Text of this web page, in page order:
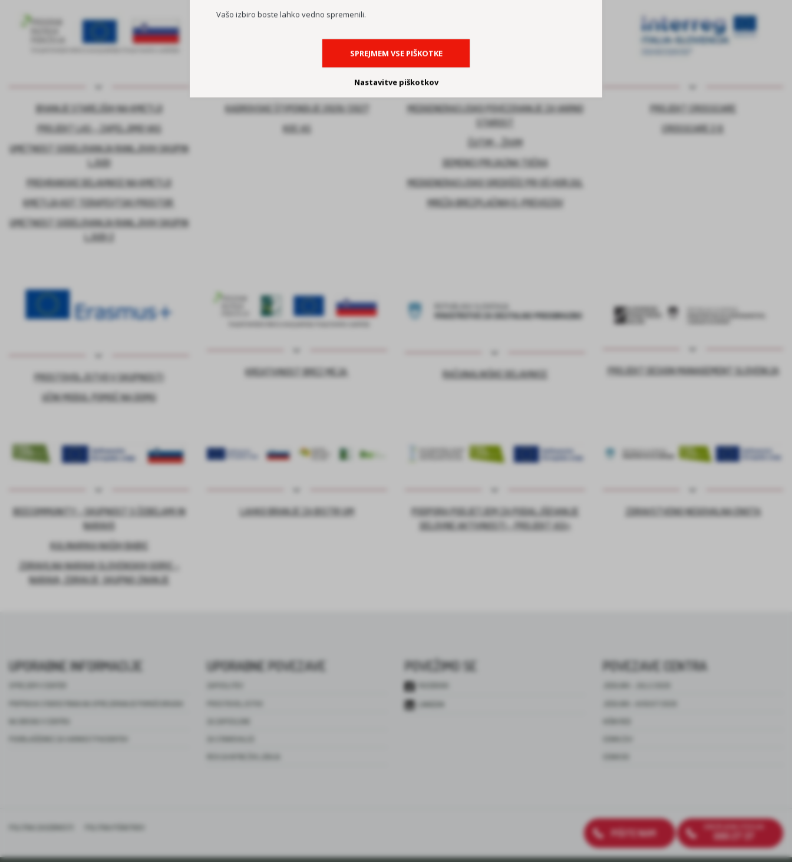
BIVANJE STAREJŠIH NA KMETIJI
PROJEKT LAS – ZAPELJIMO VAS
UMETNOST SODELOVANJA RANLJIVIH SKUPIN
LJUDI
PREHRANSKE DELAVNICE NA KMETIJI
KMETIJA KOT TERAPEVTSKI PROSTOR
UMETNOST SODELOVANJA RANLJIVIH SKUPIN
LJUDI 2
KADROVSKE ŠTIPENDIJE 2026/2027
KOC AS
MEDGENERACIJSKO POVEZOVANJE ZA VARNO
STAROST
ČUTIM – ŽIVIM
DEMENCI PRIJAZNA TOČKA
MEDGENERACIJSKO SREDIŠČE PRI OŠ HORJUL
MREŽA BREZPLAČNIH E-PREVOZOV
PROJEKT CROSSCARE
CROSSCARE 2.0
PROSTOVOLJSTVO V SKUPNOSTI
UČNI MODUL POMOČ NA DOMU
KREATIVNOST BREZ MEJA RAČUNALNIŠKE DELAVNICE PROJEKT DESIGN MANAGEMENT SLOVENIJA
BEECOMMUNITY – SKUPNOST S ČEBELAMI IN
NARAVO
KULINARIKA NAŠIH BABIC
ZDRAVILNA NARAVA SLOVENSKIH GORIC –
NARAVA, ZDRAVJE, SKUPNO ZNANJE
LAHKO BRANJE ZA BISTRI UM
PODPORA PODJETJEM ZA PODALJŠEVANJE
DELOVNE AKTIVNOSTI – PROJEKT ASI+
ZDRAVSTVENO NEGOVALNA ENOTA
UPORABNE INFORMACIJE UPORABNE POVEZAVE POVEŽIMO SE POVEZAVE CENTRA
PIŠITE NAM
Vašo izbiro boste lahko vedno spremenili.
SPREJMEM VSE PIŠKOTKE
Nastavitve piškotkov